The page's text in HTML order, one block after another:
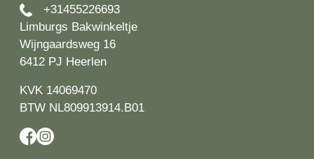
+31455226693
Limburgs Bakwinkeltje
Wijngaardsweg 16
6412 PJ Heerlen
KVK 14069470
BTW NL809913914.B01